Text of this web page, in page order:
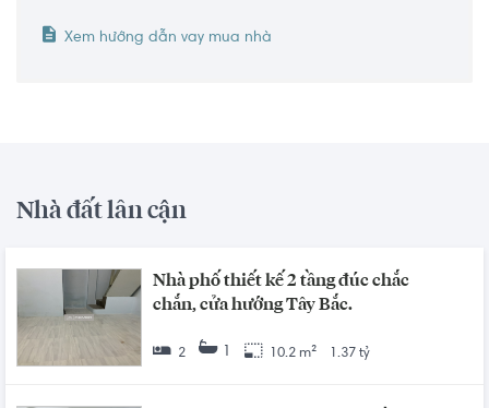
Xem hướng dẫn vay mua nhà
Nhà đất lân cận
Nhà phố thiết kế 2 tầng đúc chắc
chắn, cửa hướng Tây Bắc.
2 1 10.2 m² 1.37 tỷ